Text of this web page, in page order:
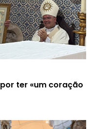
ter «um coração